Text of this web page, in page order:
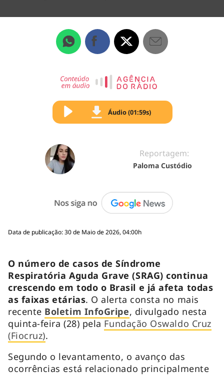
Áudio (01:59s)
Reportagem:
Paloma Custódio
Data de publicação: 30 de Maio de 2026, 04:00h
O número de casos de Síndrome
Respiratória Aguda Grave (SRAG) continua
crescendo em todo o Brasil e já afeta todas
as faixas etárias. O alerta consta no mais
recente Boletim InfoGripe, divulgado nesta
quinta-feira (28) pela Fundação Oswaldo Cruz
(Fiocruz).
Segundo o levantamento, o avanço das
ocorrências está relacionado principalmente